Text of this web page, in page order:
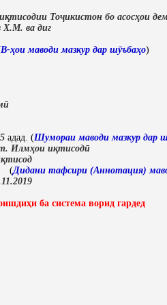
Тоҷикистон бо асосҳои
Х.М. ва диг
ҳои маводи мазкур дар шӯъбаҳо)
адад. (Шумораи маводи мазкур дар
Илмҳои иқтисодӣ
(Дидани тафсири (Аннотация)
ба система ворид гардед